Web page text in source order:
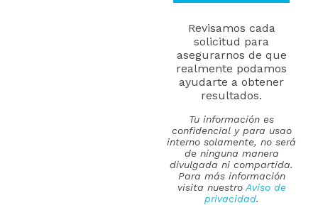
Revisamos cada
solicitud para
asegurarnos de que
realmente podamos
ayudarte a obtener
resultados.
Tu información es
confidencial y para usao
interno solamente, no será
de ninguna manera
divulgada ni compartida.
Para más información
visita nuestro Aviso de
privacidad.